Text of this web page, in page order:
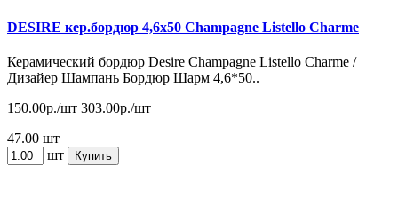
DESIRE кер.бордюр 4,6x50 Champagne Listello Charme
Керамический бордюр Desire Champagne Listello Charme /
Дизайер Шампань Бордюр Шарм 4,6*50..
150.00р./шт 303.00р./шт
47.00 шт
шт
Купить